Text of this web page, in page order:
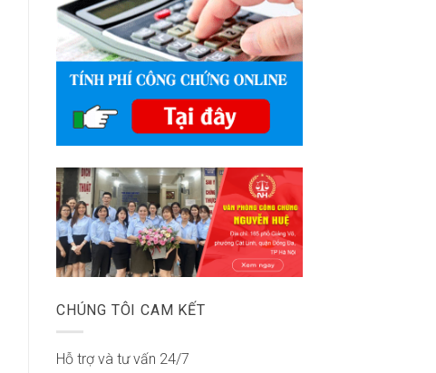
CHÚNG TÔI CAM KẾT
Hỗ trợ và tư vấn 24/7